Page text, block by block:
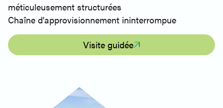
méticuleusement structurées
Chaîne d'approvisionnement ininterrompue
Visite guidée